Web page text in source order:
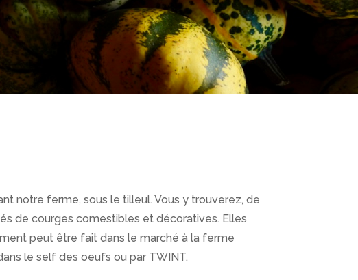
notre ferme, sous le tilleul. Vous y trouverez, de
de courges comestibles et décoratives. Elles
peut être fait dans le marché à la ferme
le self des oeufs ou par TWINT.